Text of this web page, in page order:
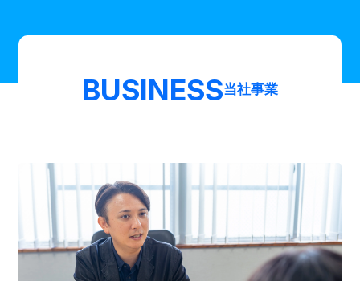
BUSINESS当社事業